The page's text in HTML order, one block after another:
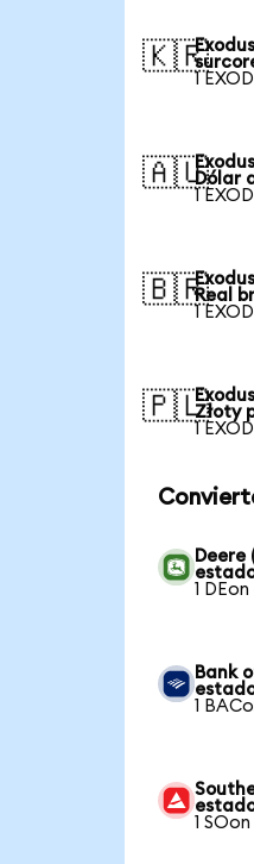
🇰🇷
1
🇦🇺Dólar
1
🇧🇷Real
1
🇵🇱Złoty
1
Deere
1
Bank
1
1